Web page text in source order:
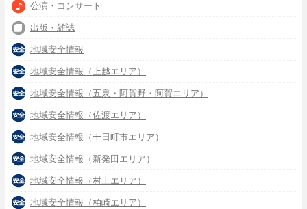
公演・コンサート
出版・雑誌
地域安全情報
地域安全情報（上越エリア）
地域安全情報（五泉・阿賀野・阿賀エリア）
地域安全情報（佐渡エリア）
地域安全情報（十日町市エリア）
地域安全情報（新発田エリア）
地域安全情報（村上エリア）
地域安全情報（柏崎エリア）